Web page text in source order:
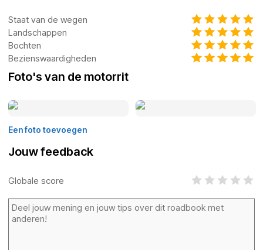
Staat van de wegen
Landschappen
Bochten
Bezienswaardigheden
Foto's van de motorrit
Een foto toevoegen
Jouw feedback
Globale score